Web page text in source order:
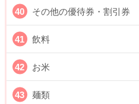
その他の優待券・割引券
飲料
お米
麺類